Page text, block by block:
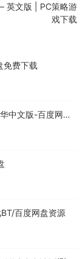
英文版 | PC策略游
戏下载
免费下载
中文版-百度网盘
百度网盘资源